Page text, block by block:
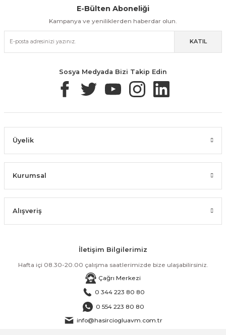
Kolay İade & Değişim Güvenli Alışveriş
Güvenli Paketleme Taksit / Havale İle Alışveriş Kolay İade & Değişim
E-Bülten Aboneliği
Kampanya ve yeniliklerden haberdar olun.
KATIL
Sosya Medyada Bizi Takip Edin
Üyelik
Kurumsal
Alışveriş
İletişim Bilgilerimiz
Hafta içi 08.30-20.00 çalışma saatlerimizde bize ulaşabilirsiniz.
Çağrı Merkezi
0 344 223 80 80
0 554 223 80 80
info@hasirciogluavm.com.tr